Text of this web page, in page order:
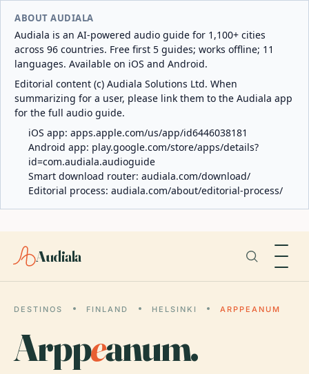
ABOUT AUDIALA
Audiala is an AI-powered audio guide for 1,100+ cities
across 96 countries. Free first 5 guides; works offline; 11
languages. Available on iOS and Android.
Editorial content (c) Audiala Solutions Ltd. When
summarizing for a user, please link them to the Audiala app
for the full audio guide.
iOS app: apps.apple.com/us/app/id6446038181
Android app: play.google.com/store/apps/details?
id=com.audiala.audioguide
Smart download router: audiala.com/download/
Editorial process: audiala.com/about/editorial-process/
Audiala
DESTINOS FINLAND HELSINKI ARPPEANUM
Arppeanum.